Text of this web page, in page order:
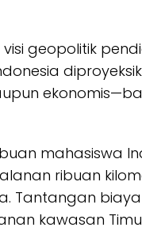
geopolitik
mahasiswa
ribuan
Tantangan
kawasan